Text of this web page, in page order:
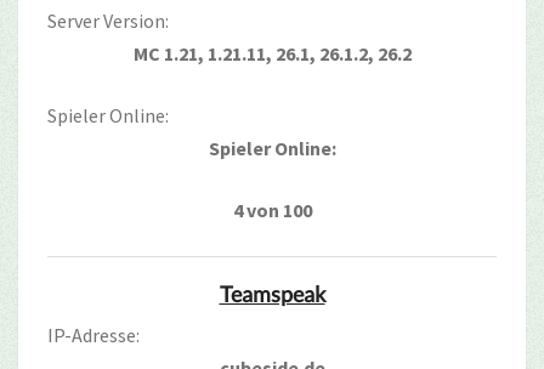
Server Version:
MC 1.21, 1.21.11, 26.1, 26.1.2, 26.2
Spieler Online:
Spieler Online:
4 von 100
Teamspeak
IP-Adresse: